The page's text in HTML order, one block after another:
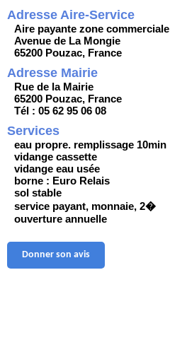
Adresse Aire-Service
Aire payante zone commerciale
Avenue de La Mongie
65200 Pouzac, France
Adresse Mairie
Rue de la Mairie
65200 Pouzac, France
Tél : 05 62 95 06 08
Services
eau propre. remplissage 10min
vidange cassette
vidange eau usée
borne : Euro Relais
sol stable
service payant, monnaie, 2�
ouverture annuelle
Donner son avis